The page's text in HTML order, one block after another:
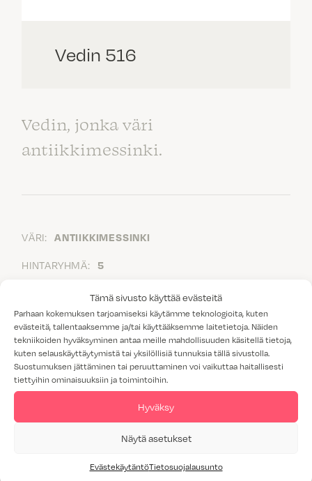
Tämä sivusto käyttää evästeitä
Parhaan kokemuksen tarjoamiseksi käytämme teknologioita, kuten
evästeitä, tallentaaksemme ja/tai käyttääksemme laitetietoja. Näiden
tekniikoiden hyväksyminen antaa meille mahdollisuuden käsitellä tietoja,
kuten selauskäyttäytymistä tai yksilöllisiä tunnuksia tällä sivustolla.
Suostumuksen jättäminen tai peruuttaminen voi vaikuttaa haitallisesti
tiettyihin ominaisuuksiin ja toimintoihin.
Hyväksy
Näytä asetukset
EvästekäytäntöTietosuojalausunto
Vedin 516
Vedin, jonka väri
antiikkimessinki.
VÄRI: ANTIIKKIMESSINKI
HINTARYHMÄ: 5
TUOTTEET